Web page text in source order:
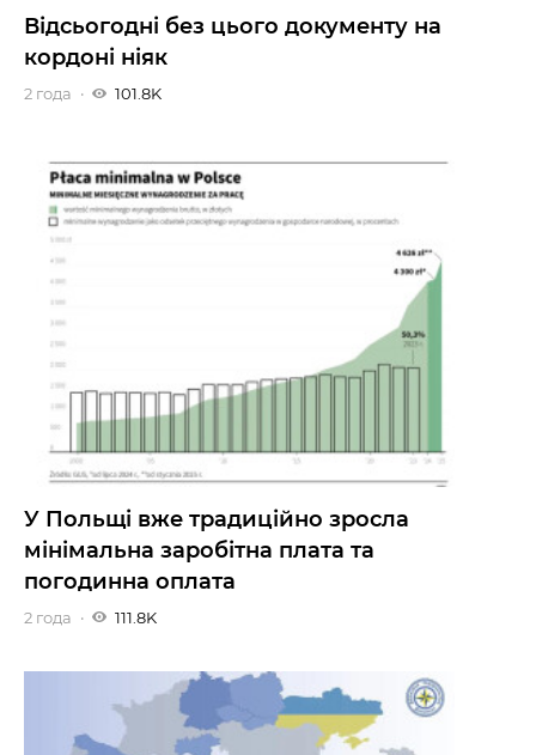
Відсьогодні без цього документу на
кордоні ніяк
2 года 101.8K
У Польщі вже традиційно зросла
мінімальна заробітна плата та
погодинна оплата
2 года 111.8K